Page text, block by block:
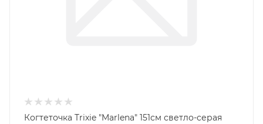
Когтеточка Trixie "Marlena" 151см светло-серая